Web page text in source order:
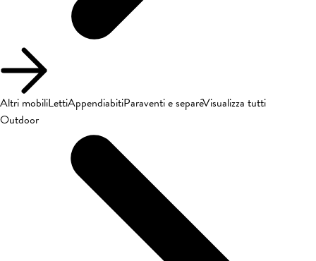
Altri mobiliLettiAppendiabitiParaventi e separéVisualizza tutti
Outdoor